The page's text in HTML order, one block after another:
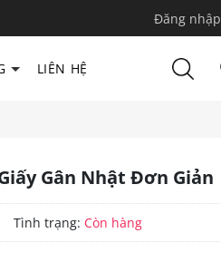
Đăng nhập
LIÊN HỆ
Gân Nhật Đơn Giản
Tình trạng: Còn hàng